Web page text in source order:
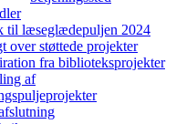
til læseglædepuljen 2024
over støttede projekter
fra biblioteksprojekter
af